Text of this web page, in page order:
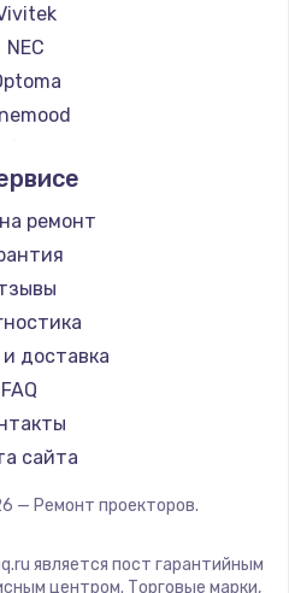
NEC
Barco
Xgimi
JVC
Casio
Hiper
HITACHI
ремонт
доставка
FAQ
сайта
— Ремонт проекторов.
является пост гарантийным
центром. Торговые марки,